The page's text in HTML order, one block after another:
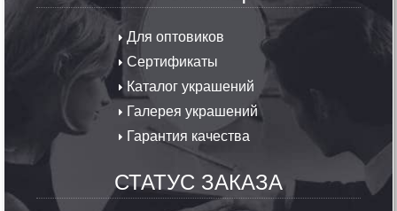
Для оптовиков
Сертификаты
Каталог украшений
Галерея украшений
Гарантия качества
СТАТУС ЗАКАЗА